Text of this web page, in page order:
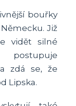
bouřky
Již
vidět silné
postupuje
zdá se, že
Lipska.